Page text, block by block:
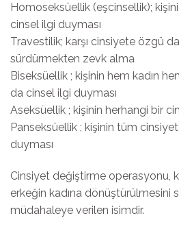
Homoseksüellik (eşcinsellik);
cinsel ilgi duyması
Travestilik; karşı cinsiyete özgü
sürdürmekten zevk alma
Biseksüellik ; kişinin hem kadın
da cinsel ilgi duyması
Aseksüellik ; kişinin herhangi bir
Panseksüellik ; kişinin tüm
duyması
Cinsiyet değiştirme operasyonu,
erkeğin kadına dönüştürülmesini
müdahaleye verilen isimdir.